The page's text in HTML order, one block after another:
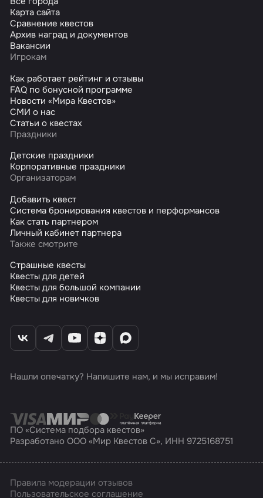
Карта сайта
Сравнение квестов
Архив наград и документов
Вакансии
Игрокам
Как работает рейтинг и отзывы
FAQ по бонусной программе
Новости «Мира Квестов»
СМИ о нас
Статьи о квестах
Праздники
Детские праздники
Корпоративные праздники
Организаторам
Добавить квест
Система бронирования квестов и перформансов
Как стать партнером
Личный кабинет партнера
Также смотрите
Страшные квесты
Квесты для детей
Квесты для большой компании
Квесты для новичков
Нашли опечатку? Напишите нам, и мы исправим!
ПО «Система подбора квестов»
Разработано ООО «Мир Квестов С», ИНН 9725168751
Правила модерации отзывов
Пользовательское соглашение